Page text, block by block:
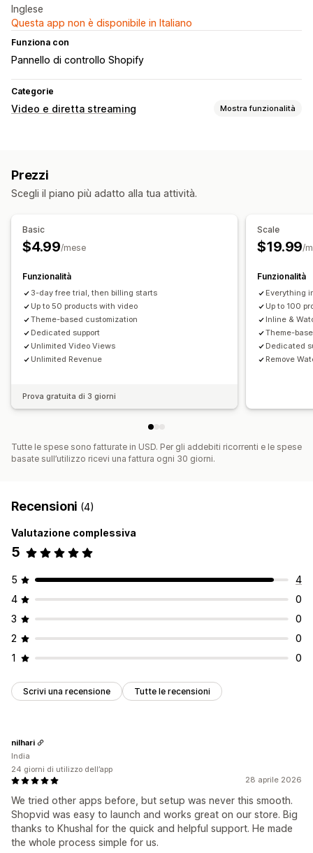
Inglese
Questa app non è disponibile in Italiano
Funziona con
Pannello di controllo Shopify
Categorie
Video e diretta streaming Mostra funzionalità
Aggiungi al carrello
Widget per i video
Prezzi
Scegli il piano più adatto alla tua attività.
Basic
$4.99/mese
Funzionalità
3-day free trial, then billing starts
Up to 50 products with video
Theme-based customization
Dedicated support
Unlimited Video Views
Unlimited Revenue
Prova gratuita di 3 giorni
Scale
$19.99/
Funzionalità
Everything
Up to 100
Inline &
Theme-
Dedicated
Remove
Tutte le spese sono fatturate in USD. Per gli addebiti ricorrenti e le spese
basate sull’utilizzo ricevi una fattura ogni 30 giorni.
Recensioni (4)
Valutazione complessiva
5
5
4
4
0
3
0
2
0
1
0
Scrivi una recensione Tutte le recensioni
28 aprile 2026
We tried other apps before, but setup was never this smooth.
Shopvid was easy to launch and works great on our store. Big
thanks to Khushal for the quick and helpful support. He made
the whole process simple for us.
nilhari
India
24 giorni di utilizzo dell’app